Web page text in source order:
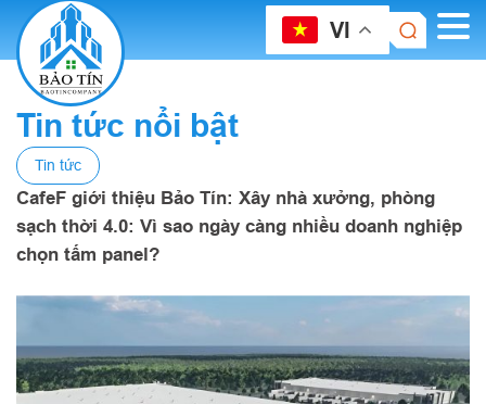
VI
Tin tức nổi bật
Tin tức
CafeF giới thiệu Bảo Tín: Xây nhà xưởng, phòng
sạch thời 4.0: Vì sao ngày càng nhiều doanh nghiệp
chọn tấm panel?